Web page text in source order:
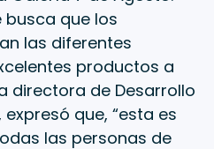
que los
las diferentes
productos a
directora de Desarrollo
expresó que, “esta es
las personas de